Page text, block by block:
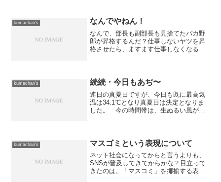
分をやっつけるには半日...
kumachan's なんでやねん！
なんで、部長も副部長も見捨てたバカ野
郎が昇格するんだ？仕事しないヤツを昇
格させたら、ますます仕事しなくなるだ
ていたけど、バカ野郎に食...
kumachan's 続続・今日もあぢ〜
連日の真夏日ですが、今日も既に最高気
温は34.1℃となり真夏日は決定となりま
した。 今の時間帯は、生ぬるい風がそ
うな状況でした。こん...
kumachan's マスゴミという表現について
ネット社会になってからと言うよりも、
SNSが普及してきてからかな？目立って
きたのは。「マスコミ」を揶揄する表現